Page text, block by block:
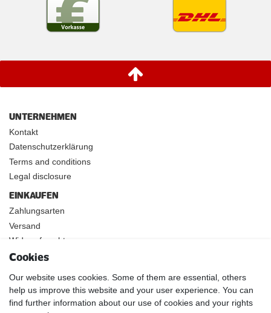
UNTERNEHMEN
Kontakt
Datenschutzerklärung
Terms and conditions
Legal disclosure
EINKAUFEN
Zahlungsarten
Versand
Widerrufsrecht
INFOS
Kundenanwendungen
Physikalische Eigenschaften
Magnetismus von A-Z
Cookies
Our website uses cookies. Some of them are essential, others
help us improve this website and your user experience. You can
find further information about our use of cookies and your rights